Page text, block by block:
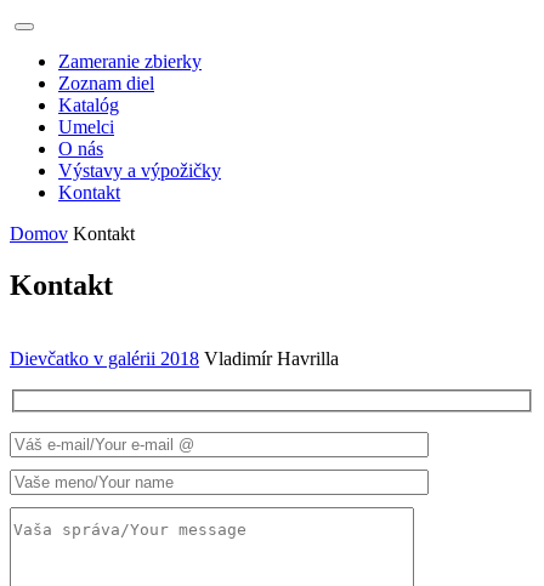
Zameranie zbierky
Zoznam diel
Katalóg
Umelci
O nás
Výstavy a výpožičky
Kontakt
Domov Kontakt
Kontakt
Dievčatko v galérii 2018 Vladimír Havrilla